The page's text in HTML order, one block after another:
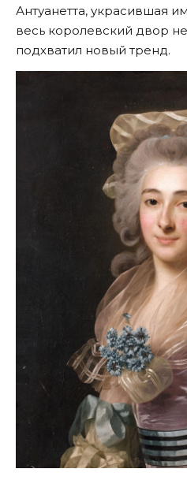
Антуанетта, украсившая
весь королевский двор
подхватил новый тренд.